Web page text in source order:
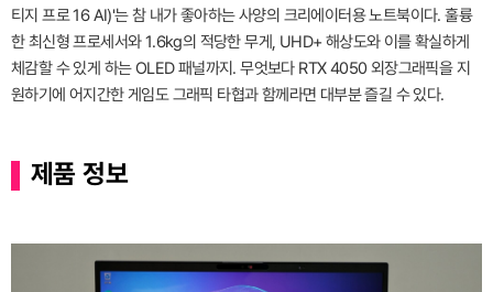
티지 프로 16 AI)'는 참 내가 좋아하는 사양의 크리에이터용 노트북이다. 훌륭
한 최신형 프로세서와 1.6kg의 적당한 무게, UHD+ 해상도와 이를 확실하게
체감할 수 있게 하는 OLED 패널까지. 무엇보다 RTX 4050 외장그래픽을 지
원하기에 어지간한 게임도 그래픽 타협과 함께라면 대부분 즐길 수 있다.
제품 정보